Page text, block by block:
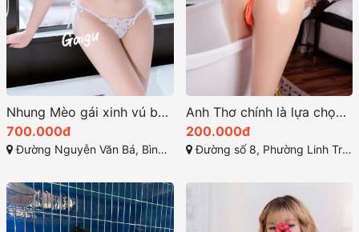
Nhung Mèo gái xinh vú bự bím múp dâm
700.000đ
Đường Nguyễn Văn Bá, Bình Thọ, Thủ Đức
Anh Thơ chính là lựa chọn hoàn hảo của dịch vụ gaigoi
200.000đ
Đường số 8, Phường Linh Trung, Thủ Đức, Thành phố Hồ Chí Minh